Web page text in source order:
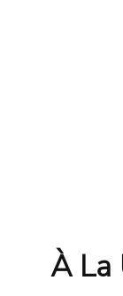
À La